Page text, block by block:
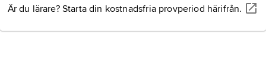
Är du lärare? Starta din kostnadsfria provperiod härifrån.